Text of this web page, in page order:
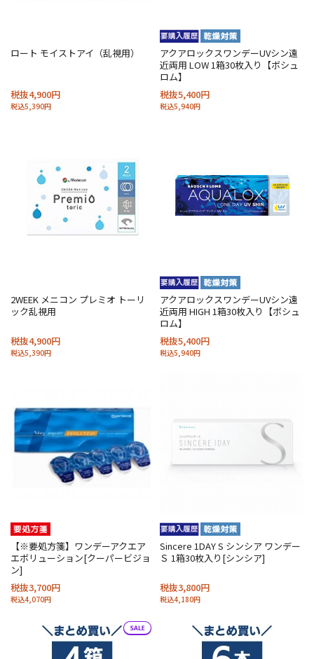
ロート モイストアイ（乱視用）
税抜4,900円
税込5,390円
アクアロックスワンデーUVシン遠
近両用 LOW 1箱30枚入り【ボシュ
ロム】
税抜5,400円
税込5,940円
2WEEK メニコン プレミオ トーリ
ック乱視用
税抜4,900円
税込5,390円
アクアロックスワンデーUVシン遠
近両用 HIGH 1箱30枚入り【ボシュ
ロム】
税抜5,400円
税込5,940円
【※要処方箋】ワンデーアクエア
エボリューション[クーパービジョ
ン]
税抜3,700円
税込4,070円
Sincere 1DAY S シンシア ワンデー
Ｓ 1箱30枚入り[シンシア]
税抜3,800円
税込4,180円